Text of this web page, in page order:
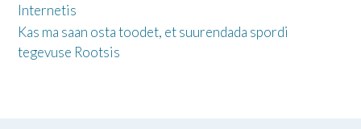
Internetis
Kas ma saan osta toodet, et suurendada spordi
tegevuse Rootsis